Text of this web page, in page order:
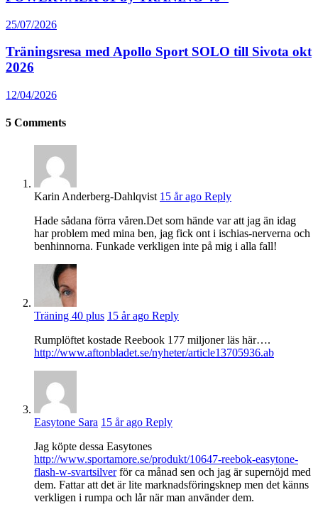
25/07/2026
Träningsresa med Apollo Sport SOLO till Sivota okt
2026
12/04/2026
5 Comments
Karin Anderberg-Dahlqvist 15 år ago Reply
Hade sådana förra våren.Det som hände var att jag än idag
har problem med mina ben, jag fick ont i ischias-nerverna och
benhinnorna. Funkade verkligen inte på mig i alla fall!
Träning 40 plus 15 år ago Reply
Rumplöftet kostade Reebook 177 miljoner läs här….
http://www.aftonbladet.se/nyheter/article13705936.ab
Easytone Sara 15 år ago Reply
Jag köpte dessa Easytones
http://www.sportamore.se/produkt/10647-reebok-easytone-
flash-w-svartsilverför ca månad sen och jag är supernöjd med
dem. Fattar att det är lite marknadsföringsknep men det känns
verkligen i rumpa och lår när man använder dem.